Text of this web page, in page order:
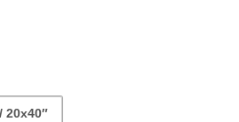
20x40″